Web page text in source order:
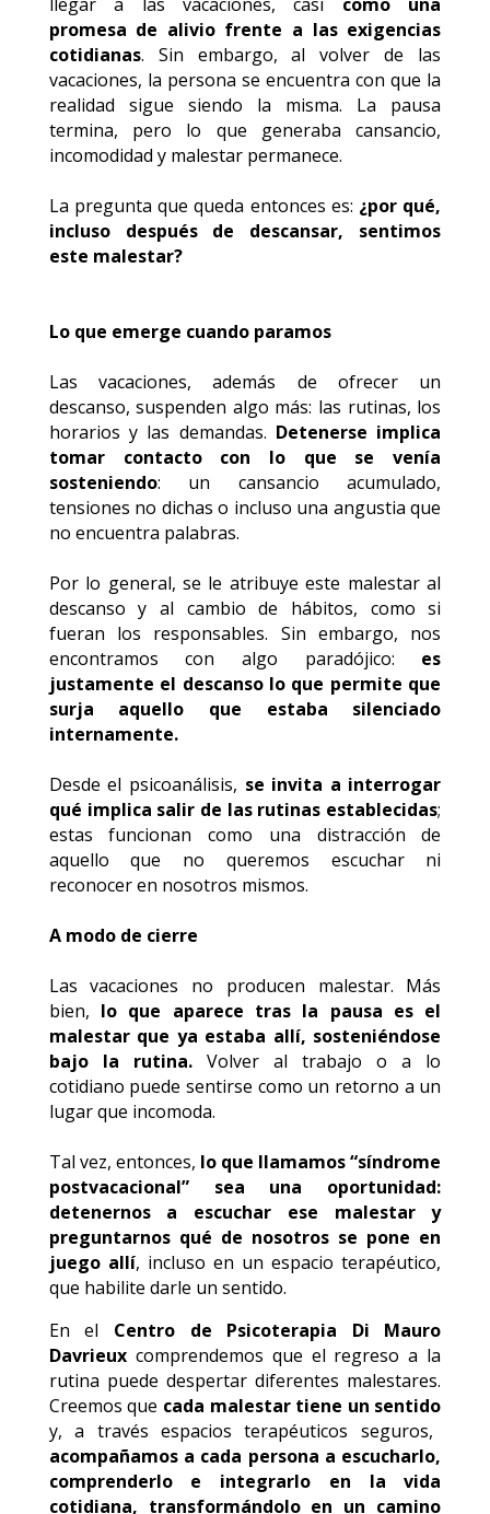
promesa de alivio frente a las exigencias
cotidianas. Sin embargo, al volver de las
vacaciones, la persona se encuentra con que la
realidad sigue siendo la misma. La pausa
termina, pero lo que generaba cansancio,
incomodidad y malestar permanece.
La pregunta que queda entonces es: ¿por qué,
incluso después de descansar, sentimos
este malestar?
Lo que emerge cuando paramos
Las vacaciones, además de ofrecer un
descanso, suspenden algo más: las rutinas, los
horarios y las demandas. Detenerse implica
tomar contacto con lo que se venía
sosteniendo: un cansancio acumulado,
tensiones no dichas o incluso una angustia que
no encuentra palabras.
Por lo general, se le atribuye este malestar al
descanso y al cambio de hábitos, como si
fueran los responsables. Sin embargo, nos
encontramos con algo paradójico: es
justamente el descanso lo que permite que
surja aquello que estaba silenciado
internamente.
Desde el psicoanálisis, se invita a interrogar
qué implica salir de las rutinas establecidas;
estas funcionan como una distracción de
aquello que no queremos escuchar ni
reconocer en nosotros mismos.
A modo de cierre
Las vacaciones no producen malestar. Más
bien, lo que aparece tras la pausa es el
malestar que ya estaba allí, sosteniéndose
bajo la rutina. Volver al trabajo o a lo
cotidiano puede sentirse como un retorno a un
lugar que incomoda.
Tal vez, entonces, lo que llamamos “síndrome
postvacacional” sea una oportunidad:
detenernos a escuchar ese malestar y
preguntarnos qué de nosotros se pone en
juego allí, incluso en un espacio terapéutico,
que habilite darle un sentido.
En el Centro de Psicoterapia Di Mauro
Davrieux comprendemos que el regreso a la
rutina puede despertar diferentes malestares.
Creemos que cada malestar tiene un sentido
y, a través espacios terapéuticos seguros,
acompañamos a cada persona a escucharlo,
comprenderlo e integrarlo en la vida
cotidiana, transformándolo en un camino